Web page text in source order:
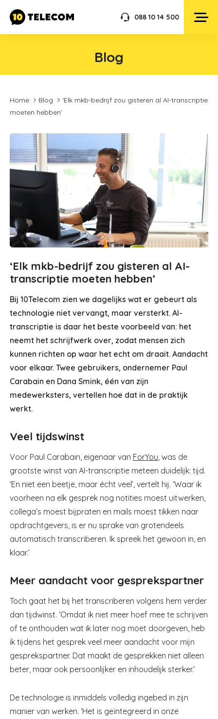
088 10 14 500
Blog
Home Blog
‘Elk mkb-bedrijf zou gisteren al AI-transcriptie
moeten hebben’
‘Elk mkb-bedrijf zou gisteren al AI-
transcriptie moeten hebben’
Bij 10Telecom zien we dagelijks wat er gebeurt als
technologie niet vervangt, maar versterkt. AI-
transcriptie is daar het beste voorbeeld van: het
neemt het schrijfwerk over, zodat mensen zich
kunnen richten op waar het echt om draait. Aandacht
voor elkaar. Twee gebruikers, ondernemer Paul
Carabain en Dana Smink, één van zijn
medewerksters, vertellen hoe dat in de praktijk
werkt.
Veel tijdswinst
Voor Paul Carabain, eigenaar van ForYou , was de
grootste winst van AI-transcriptie meteen duidelijk: tijd.
‘En niet een beetje, maar écht veel’, vertelt hij. ‘Waar ik
voorheen na elk gesprek nog notities moest uitwerken,
collega’s moest bijpraten en mails moest tikken naar
opdrachtgevers, is er nu sprake van grotendeels
automatisch transcriberen. Ik spreek het gewoon in, en
klaar.’
Meer aandacht voor gesprekspartner
Toch gaat het bij het transcriberen volgens hem verder
dan tijdwinst. ‘Omdat ik niet meer hoef mee te schrijven
of te onthouden wat ik later nog moet doorgeven, heb
ik tijdens het gesprek veel meer aandacht voor mijn
gesprekspartner. Dat maakt de gesprekken niet alleen
beter, maar ook persoonlijker en inhoudelijk sterker.’
De technologie is inmiddels volledig ingebed in zijn
manier van werken. ‘Het is geïntegreerd in onze